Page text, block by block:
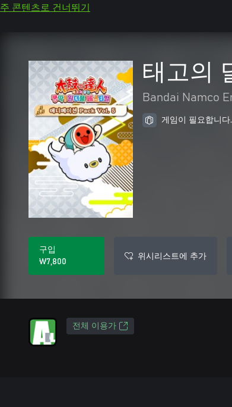
주 콘텐츠로 건너뛰기
태고의
Bandai Namco
게임이 필요합니다.
구입
₩7,800
위시리스트에 추가
전체 이용가